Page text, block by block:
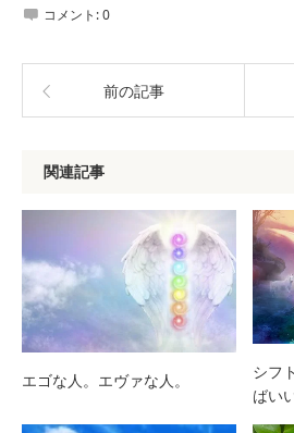
コメント:0
前の記事
関連記事
エゴな人。エヴァな人。
シフ
ばい